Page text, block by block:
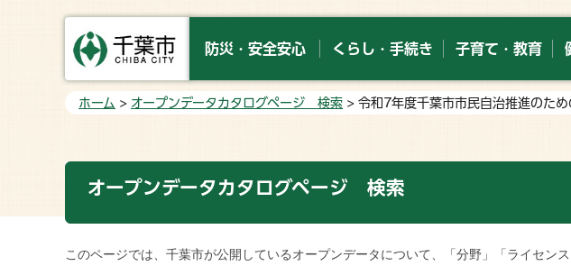
防災・安全安心 くらし・手続き 子育て・教育
ホーム > オープンデータカタログページ 検索 > 令和7年度千葉市市民自治推進のため
オープンデータカタログページ 検索
このページでは、千葉市が公開しているオープンデータについて、「分野」「ライセン